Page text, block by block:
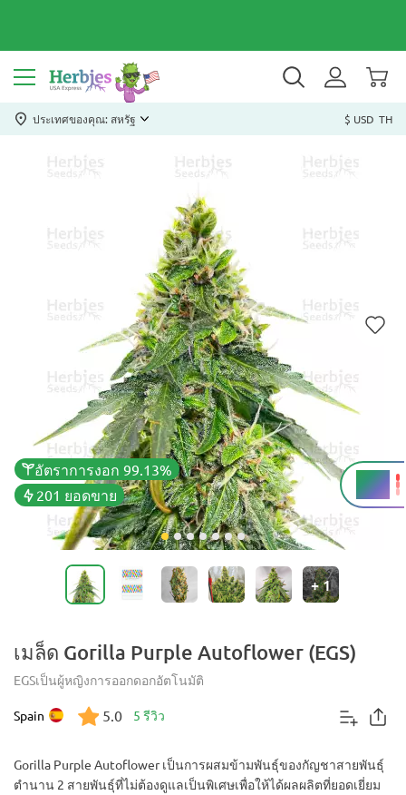
ประเทศของคุณ: สหรัฐ $ USD TH
อัตราการงอก 99.13%
201 ยอดขาย
THC
25%
+1
เมล็ด Gorilla Purple Autoflower (EGS)
EGSเป็นผู้หญิงการออกดอกอัตโนมัติ
Spain 5.0 5 รีวิว
Gorilla Purple Autoflower เป็นการผสมข้ามพันธุ์ของกัญชาสายพันธุ์
ตำนาน 2 สายพันธุ์ที่ไม่ต้องดูแลเป็นพิเศษเพื่อให้ได้ผลผลิตที่ยอดเยี่ยม